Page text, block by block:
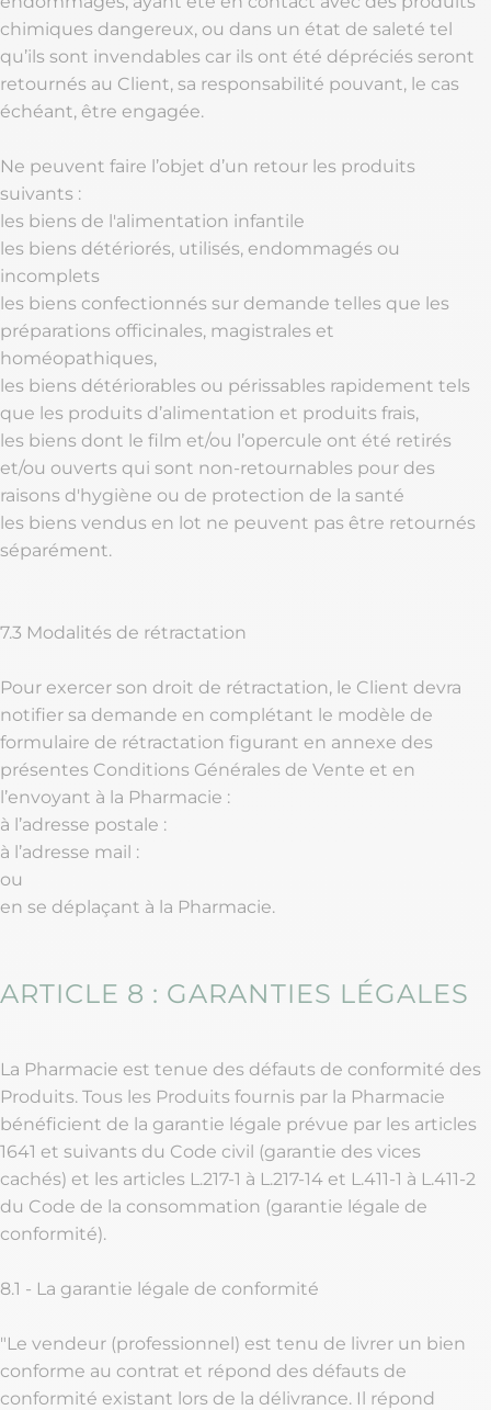
chimiques dangereux, ou dans un état de saleté tel
qu’ils sont invendables car ils ont été dépréciés seront
retournés au Client, sa responsabilité pouvant, le cas
échéant, être engagée.
Ne peuvent faire l’objet d’un retour les produits
suivants :
les biens de l'alimentation infantile
les biens détériorés, utilisés, endommagés ou
incomplets
les biens confectionnés sur demande telles que les
préparations officinales, magistrales et
homéopathiques,
les biens détériorables ou périssables rapidement tels
que les produits d’alimentation et produits frais,
les biens dont le film et/ou l’opercule ont été retirés
et/ou ouverts qui sont non-retournables pour des
raisons d'hygiène ou de protection de la santé
les biens vendus en lot ne peuvent pas être retournés
séparément.
7.3 Modalités de rétractation
Pour exercer son droit de rétractation, le Client devra
notifier sa demande en complétant le modèle de
formulaire de rétractation figurant en annexe des
présentes Conditions Générales de Vente et en
l’envoyant à la Pharmacie :
à l’adresse postale :
à l’adresse mail :
ou
en se déplaçant à la Pharmacie.
ARTICLE 8 : GARANTIES LÉGALES
La Pharmacie est tenue des défauts de conformité des
Produits. Tous les Produits fournis par la Pharmacie
bénéficient de la garantie légale prévue par les articles
1641 et suivants du Code civil (garantie des vices
cachés) et les articles L.217-1 à L.217-14 et L.411-1 à L.411-2
du Code de la consommation (garantie légale de
conformité).
8.1 - La garantie légale de conformité
"Le vendeur (professionnel) est tenu de livrer un bien
conforme au contrat et répond des défauts de
conformité existant lors de la délivrance. Il répond